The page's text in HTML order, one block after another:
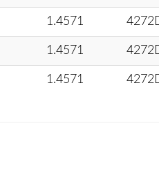
1.4571
1.4571
1.4571